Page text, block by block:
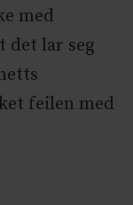
med
det lar seg
feilen med